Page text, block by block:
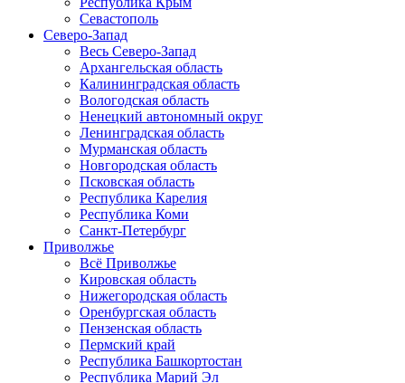
Севастополь
Северо-Запад
Весь Северо-Запад
Архангельская область
Калининградская область
Вологодская область
Ненецкий автономный округ
Ленинградская область
Мурманская область
Новгородская область
Псковская область
Республика Карелия
Республика Коми
Санкт-Петербург
Приволжье
Всё Приволжье
Кировская область
Нижегородская область
Оренбургская область
Пензенская область
Пермский край
Республика Башкортостан
Республика Марий Эл